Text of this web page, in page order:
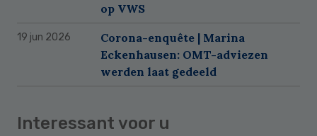
op VWS
19 jun 2026
Corona-enquête | Marina
Eckenhausen: OMT-adviezen
werden laat gedeeld
Interessant voor u